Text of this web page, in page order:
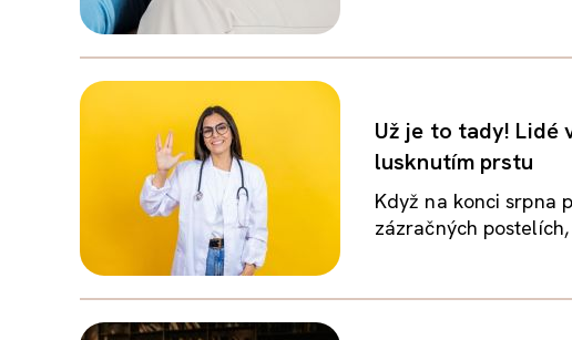
Už je to tady! Lidé
lusknutím prstu
Když na konci srpna
zázračných